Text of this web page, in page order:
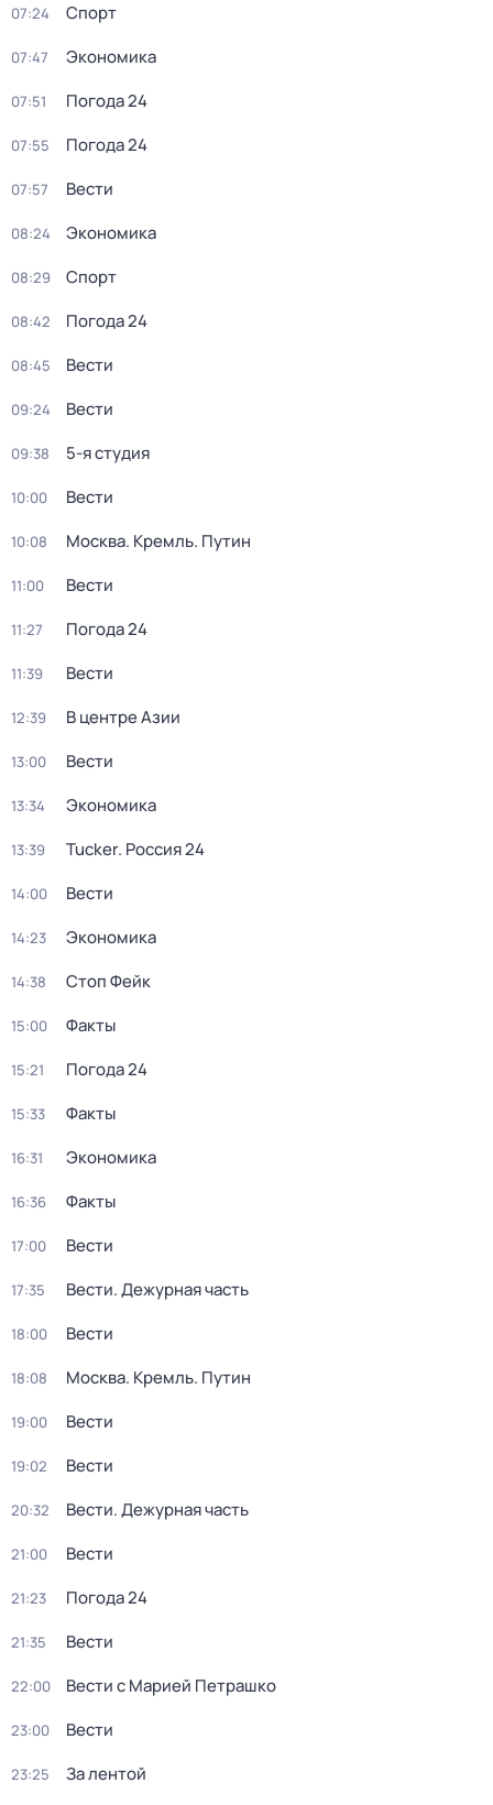
07:24 Спорт
07:47 Экономика
07:51 Погода 24
07:55 Погода 24
07:57 Вести
08:24 Экономика
08:29 Спорт
08:42 Погода 24
08:45 Вести
09:24 Вести
09:38 5-я студия
10:00 Вести
10:08 Москва. Кремль. Путин
11:00 Вести
11:27 Погода 24
11:39 Вести
12:39 В центре Азии
13:00 Вести
13:34 Экономика
13:39 Tucker. Россия 24
14:00 Вести
14:23 Экономика
14:38 Стоп Фейк
15:00 Факты
15:21 Погода 24
15:33 Факты
16:31 Экономика
16:36 Факты
17:00 Вести
17:35 Вести. Дежурная часть
18:00 Вести
18:08 Москва. Кремль. Путин
19:00 Вести
19:02 Вести
20:32 Вести. Дежурная часть
21:00 Вести
21:23 Погода 24
21:35 Вести
22:00 Вести с Марией Петрашко
23:00 Вести
23:25 За лентой